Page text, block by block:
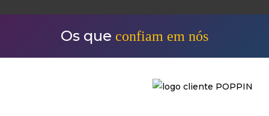
Os que confiam em nós